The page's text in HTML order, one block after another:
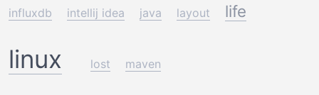
influxdb intellij idea java layout life
linux lost maven